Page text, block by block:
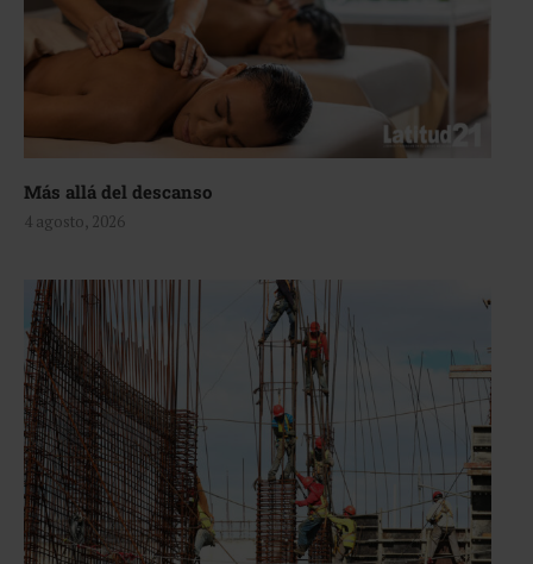
Más allá del descanso
4 agosto, 2026